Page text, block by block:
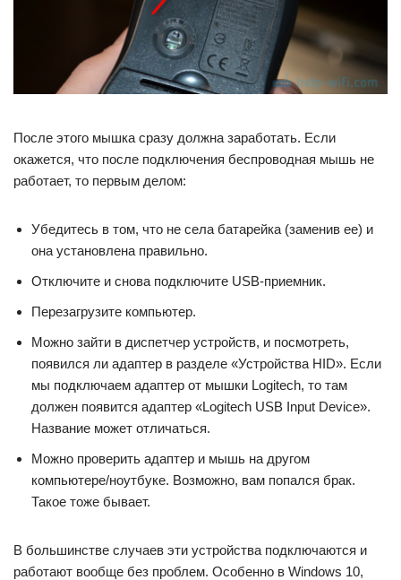
После этого мышка сразу должна заработать. Если
окажется, что после подключения беспроводная мышь не
работает, то первым делом:
Убедитесь в том, что не села батарейка (заменив ее) и
она установлена правильно.
Отключите и снова подключите USB-приемник.
Перезагрузите компьютер.
Можно зайти в диспетчер устройств, и посмотреть,
появился ли адаптер в разделе «Устройства HID». Если
мы подключаем адаптер от мышки Logitech, то там
должен появится адаптер «Logitech USB Input Device».
Название может отличаться.
Можно проверить адаптер и мышь на другом
компьютере/ноутбуке. Возможно, вам попался брак.
Такое тоже бывает.
В большинстве случаев эти устройства подключаются и
работают вообще без проблем. Особенно в Windows 10,